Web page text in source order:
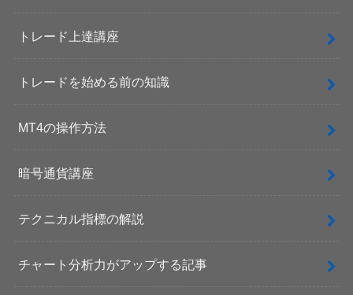
トレード上達講座
トレードを始める前の知識
MT4の操作方法
暗号通貨講座
テクニカル指標の解説
チャート分析力がアップする記事